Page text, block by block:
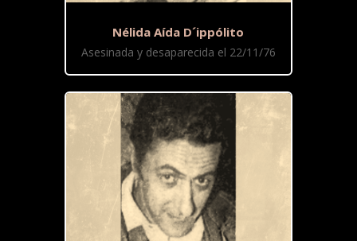
Nélida Aída D´ippólito
Asesinada y desaparecida el 22/11/76